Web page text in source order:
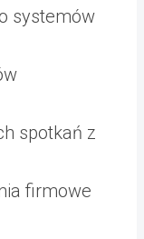
systemów
spotkań z
firmowe